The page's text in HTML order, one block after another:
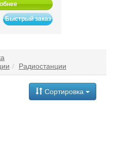
Быстрый заказ
Радиостанции
Сортировка